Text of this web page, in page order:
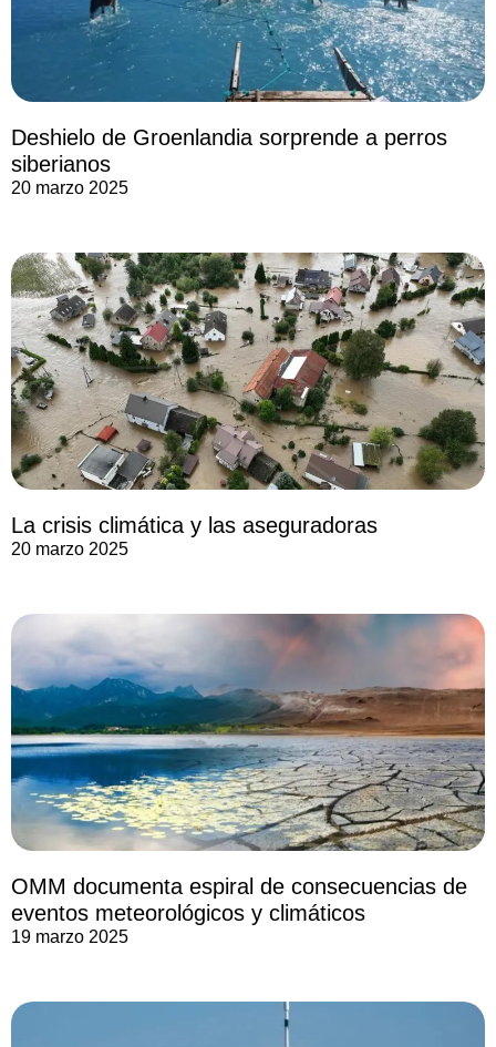
Deshielo de Groenlandia sorprende a perros
siberianos
20 marzo 2025
La crisis climática y las aseguradoras
20 marzo 2025
OMM documenta espiral de consecuencias de
eventos meteorológicos y climáticos
19 marzo 2025